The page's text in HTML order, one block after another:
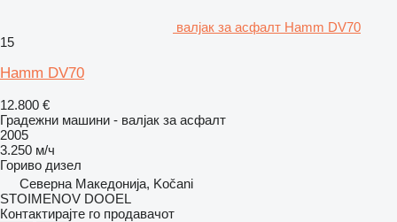
валјак за асфалт Hamm DV70
15
Hamm DV70
12.800 €
Градежни машини - валјак за асфалт
2005
3.250 м/ч
Гориво дизел
Северна Македонија, Kočani
STOIMENOV DOOEL
Контактирајте го продавачот